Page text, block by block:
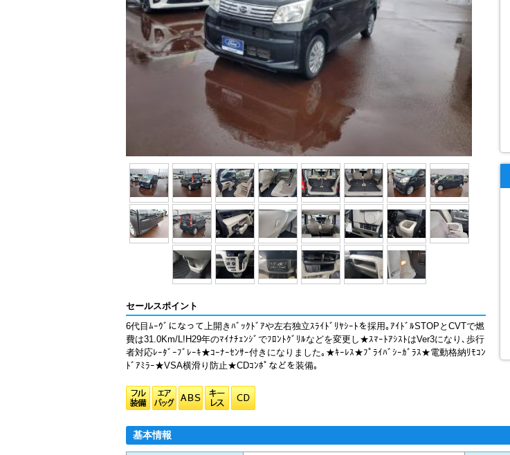
セールスポイント
6代目ﾑｰｳﾞになって上開きﾊﾞｯｸﾄﾞｱや左右独立ｽﾗｲﾄﾞﾘﾔｼｰﾄを採用｡ｱｲﾄﾞﾙSTOPとCVTで燃
費は31.0Km/L!H29年のﾏｲﾅﾁｪﾝｼﾞでﾌﾛﾝﾄｸﾞﾘﾙなどを変更し★ｽﾏｰﾄｱｼｽﾄはVer3になり､歩行
者対応ﾚｰﾀﾞｰﾌﾞﾚｰｷ★ｺｰﾅｰｾﾝｻｰ付きになりました｡★ｷｰﾚｽ★ﾌﾟﾗｲﾊﾞｼｰｶﾞﾗｽ★電動格納ﾘﾓｺﾝ
ﾄﾞｱﾐﾗｰ★VSA横滑り防止★CDｺﾝﾎﾟなどを装備｡
基本情報